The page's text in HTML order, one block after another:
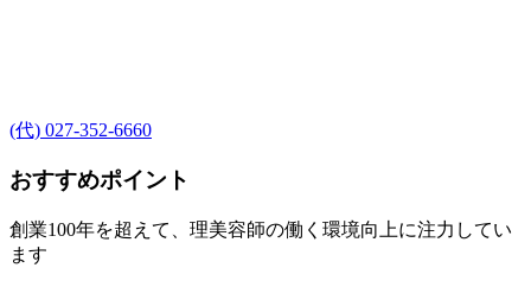
(代) 027-352-6660
おすすめポイント
創業100年を超えて、理美容師の働く環境向上に注力してい
ます